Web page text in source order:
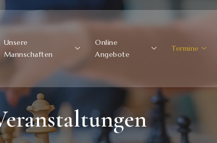
Unsere
Mannschaften
Online
Angebote
Termine